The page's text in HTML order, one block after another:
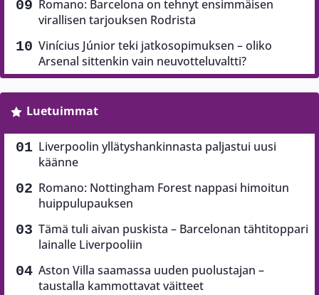
Romano: Barcelona on tehnyt ensimmäisen
virallisen tarjouksen Rodrista
Vinícius Júnior teki jatkosopimuksen – oliko
Arsenal sittenkin vain neuvotteluvaltti?
Luetuimmat
Liverpoolin yllätyshankinnasta paljastui uusi
käänne
Romano: Nottingham Forest nappasi himoitun
huippulupauksen
Tämä tuli aivan puskista – Barcelonan tähtitoppari
lainalle Liverpooliin
Aston Villa saamassa uuden puolustajan –
taustalla kammottavat väitteet